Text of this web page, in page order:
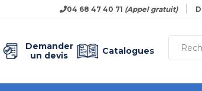
04 68 47 40 71 (Appel gratuit)
Demander
un devis
Catalogues